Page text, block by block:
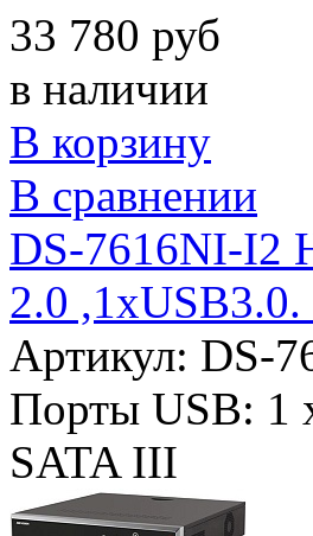
33 780 руб
в наличии
В корзину
В сравнении
DS-7616NI-I2
2.0
Артикул: DS-
Порты USB: 1
SATA III